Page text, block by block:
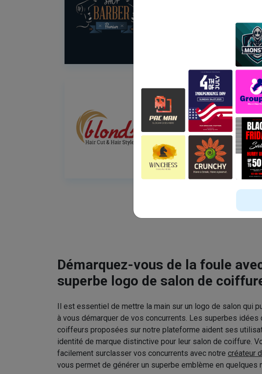
Démarquez-vous de la foule
superbe logo de salon de
Il est essentiel de mettre la main sur un logo de salon qui
à vous démarquer de vos concurrents. Les superbes idées
coiffeurs proposées sur notre plateforme aident ses
identité de marque distinctive pour leur salon de coiffure.
facilement surclasser vos concurrents avec notre créateur
vous permet de générer un superbe emblème en quelques